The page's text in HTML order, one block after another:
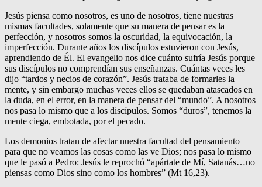
Jesús piensa como nosotros, es uno de nosotros, tiene nuestras
mismas facultades, solamente que su manera de pensar es la
perfección, y nosotros somos la oscuridad, la equivocación, la
imperfección. Durante años los discípulos estuvieron con Jesús,
aprendiendo de Él. El evangelio nos dice cuánto sufría Jesús porque
sus discípulos no comprendían sus enseñanzas. Cuántas veces les
dijo “tardos y necios de corazón”. Jesús trataba de formarles la
mente, y sin embargo muchas veces ellos se quedaban atascados en
la duda, en el error, en la manera de pensar del “mundo”. A nosotros
nos pasa lo mismo que a los discípulos. Somos “duros”, tenemos la
mente ciega, embotada, por el pecado.
Los demonios tratan de afectar nuestra facultad del pensamiento
para que no veamos las cosas como las ve Dios; nos pasa lo mismo
que le pasó a Pedro: Jesús le reprochó “apártate de Mí, Satanás…no
piensas como Dios sino como los hombres” (Mt 16,23).